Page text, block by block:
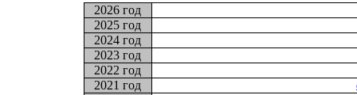
2026 год
2025 год
2024 год
2023 год
2022 год
2021 год